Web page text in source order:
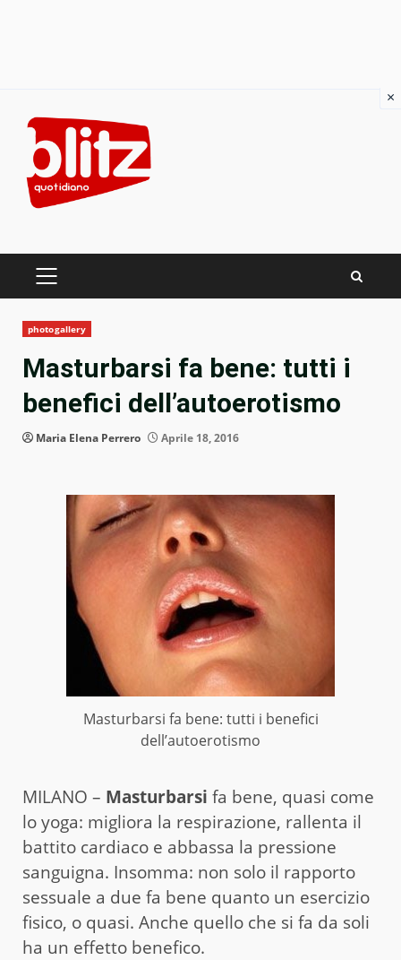
content
PRIMARY
photogallery
Masturbarsi fa bene: tutti i
benefici dell’autoerotismo
Maria Elena Perrero Aprile 18, 2016
Masturbarsi fa bene: tutti i benefici
dell’autoerotismo
MILANO – Masturbarsi fa bene, quasi come
lo yoga: migliora la respirazione, rallenta il
battito cardiaco e abbassa la pressione
sanguigna. Insomma: non solo il rapporto
sessuale a due fa bene quanto un esercizio
fisico, o quasi. Anche quello che si fa da soli
ha un effetto benefico.
×